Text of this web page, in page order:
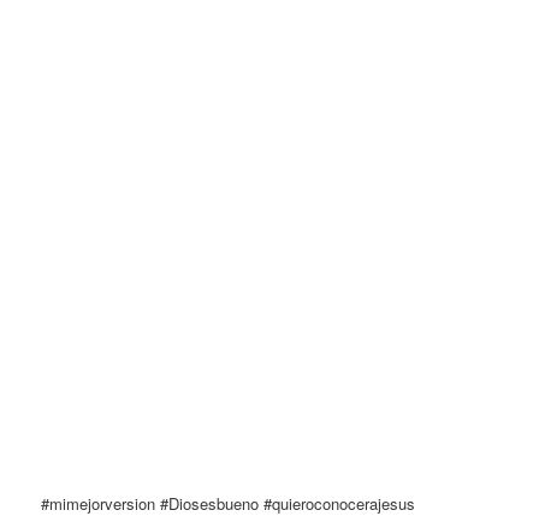
#mimejorversion #Diosesbueno #quieroconocerajesus